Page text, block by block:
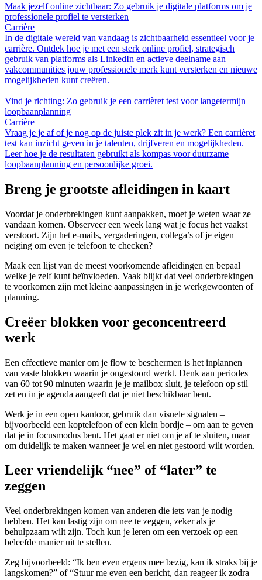
Maak jezelf online zichtbaar: Zo gebruik je digitale platforms om je
professionele profiel te versterken
Carrière
In de digitale wereld van vandaag is zichtbaarheid essentieel voor je
carrière. Ontdek hoe je met een sterk online profiel, strategisch
gebruik van platforms als LinkedIn en actieve deelname aan
vakcommunities jouw professionele merk kunt versterken en nieuwe
mogelijkheden kunt creëren.
Vind je richting: Zo gebruik je een carrièret test voor langetermijn
loopbaanplanning
Carrière
Vraag je je af of je nog op de juiste plek zit in je werk? Een carrièret
test kan inzicht geven in je talenten, drijfveren en mogelijkheden.
Leer hoe je de resultaten gebruikt als kompas voor duurzame
loopbaanplanning en persoonlijke groei.
Breng je grootste afleidingen in kaart
Voordat je onderbrekingen kunt aanpakken, moet je weten waar ze
vandaan komen. Observeer een week lang wat je focus het vaakst
verstoort. Zijn het e-mails, vergaderingen, collega’s of je eigen
neiging om even je telefoon te checken?
Maak een lijst van de meest voorkomende afleidingen en bepaal
welke je zelf kunt beïnvloeden. Vaak blijkt dat veel onderbrekingen
te voorkomen zijn met kleine aanpassingen in je werkgewoonten of
planning.
Creëer blokken voor geconcentreerd
werk
Een effectieve manier om je flow te beschermen is het inplannen
van vaste blokken waarin je ongestoord werkt. Denk aan periodes
van 60 tot 90 minuten waarin je je mailbox sluit, je telefoon op stil
zet en in je agenda aangeeft dat je niet beschikbaar bent.
Werk je in een open kantoor, gebruik dan visuele signalen –
bijvoorbeeld een koptelefoon of een klein bordje – om aan te geven
dat je in focusmodus bent. Het gaat er niet om je af te sluiten, maar
om duidelijk te maken wanneer je wel en niet gestoord wilt worden.
Leer vriendelijk “nee” of “later” te
zeggen
Veel onderbrekingen komen van anderen die iets van je nodig
hebben. Het kan lastig zijn om nee te zeggen, zeker als je
behulpzaam wilt zijn. Toch kun je leren om een verzoek op een
beleefde manier uit te stellen.
Zeg bijvoorbeeld: “Ik ben even ergens mee bezig, kan ik straks bij je
langskomen?” of “Stuur me even een bericht, dan reageer ik zodra